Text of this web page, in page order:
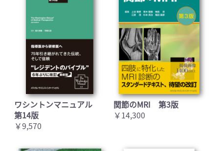
ワシントンマニュアル
第14版
￥9,570
関節のMRI 第3版
￥14,300